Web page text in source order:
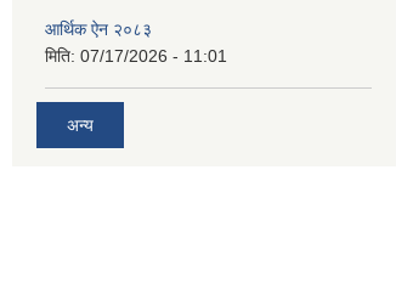
आर्थिक ऐन २०८३
मिति: 07/17/2026 - 11:01
अन्य